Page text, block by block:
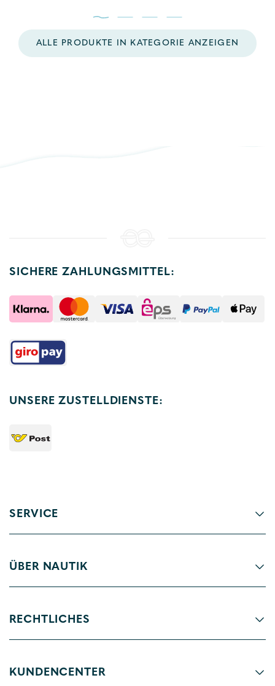
ALLE PRODUKTE IN KATEGORIE ANZEIGEN
SICHERE ZAHLUNGSMITTEL:
UNSERE ZUSTELLDIENSTE:
SERVICE
ÜBER NAUTIK
RECHTLICHES
KUNDENCENTER